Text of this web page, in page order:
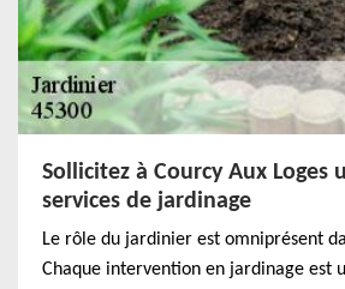
Sollicitez à Courcy Aux Loges
services de jardinage
Le rôle du jardinier est omniprésent
Chaque intervention en jardinage est